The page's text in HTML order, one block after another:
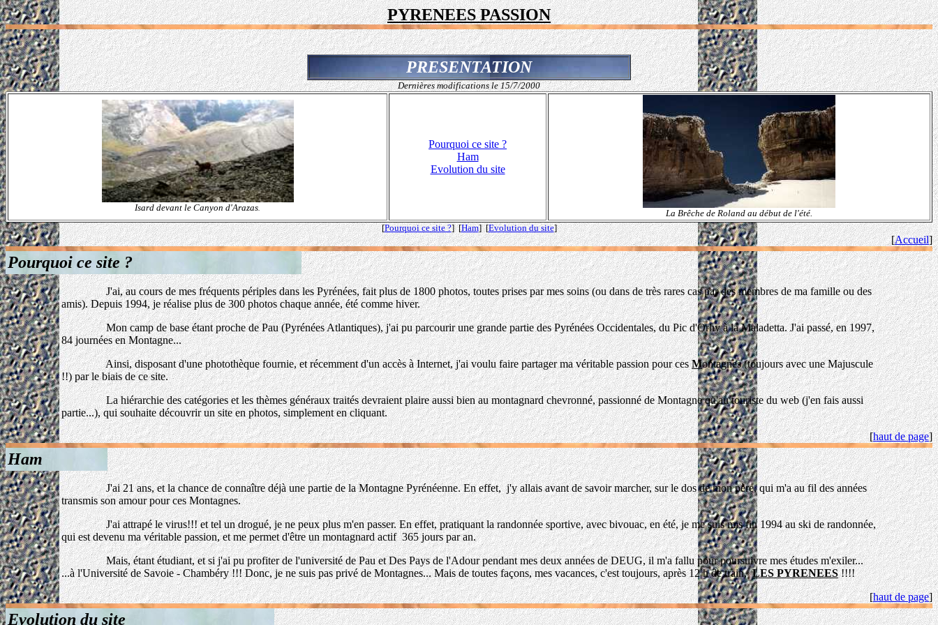
PYRENEES PASSION
PRESENTATION
Dernières modifications le 15/7/2000
Isard devant le Canyon d'Arazas
Pourquoi ce site ?
Ham
Evolution du site
La Brêche de Roland au début de l'été.
[Pourquoi ce site ?] [Ham] [Evolution du site]
[Accueil]
Pourquoi ce site ?
J'ai, au cours de mes fréquents périples dans les Pyrénées, fait plus de 1800 photos, toutes prises par mes soins (ou dans de très rares cas par des membres de ma famille ou des
amis). Depuis 1994, je réalise plus de 300 photos chaque année, été comme hiver.
Mon camp de base étant proche de Pau (Pyrénées Atlantiques), j'ai pu parcourir une grande partie des Pyrénées Occidentales, du Pic d'Orhy à la Maladetta. J'ai passé, en 1997,
84 journées en Montagne...
Ainsi, disposant d'une photothèque fournie, et récemment d'un accès à Internet, j'ai voulu faire partager ma véritable passion pour cesMontagnes (toujours avec une Majuscule
!!) par le biais de ce site.
La hiérarchie des catégories et les thèmes généraux traités devraient plaire aussi bien au montagnard chevronné, passionné de Montagne qu'au touriste du web (j'en fais aussi
partie...), qui souhaite découvrir un site en photos, simplement en cliquant.
[haut de page]
Ham
J'ai 21 ans, et la chance de connaître déjà une partie de la Montagne Pyrénéenne. En effet, j'y allais avant de savoir marcher, sur le dos de mon père, qui m'a au fil des années
transmis son amour pour ces Montagnes.
J'ai attrapé le virus!!! et tel un drogué, je ne peux plus m'en passer. En effet, pratiquant la randonnée sportive, avec bivouac, en été, je me suis mis fin 1994 au ski de randonnée,
qui est devenu ma véritable passion, et me permet d'être un montagnard actif 365 jours par an.
Mais, étant étudiant, et si j'ai pu profiter de l'université de Pau et Des Pays de l'Adour pendant mes deux années de DEUG, il m'a fallu pour poursuivre mes études m'exiler...
...à l'Université de Savoie - Chambéry !!! Donc, je ne suis pas privé de Montagnes... Mais de toutes façons, mes vacances, c'est toujours, après 12 h de train,LES PYRENEES!!!!
[haut de page]
Evolution du site